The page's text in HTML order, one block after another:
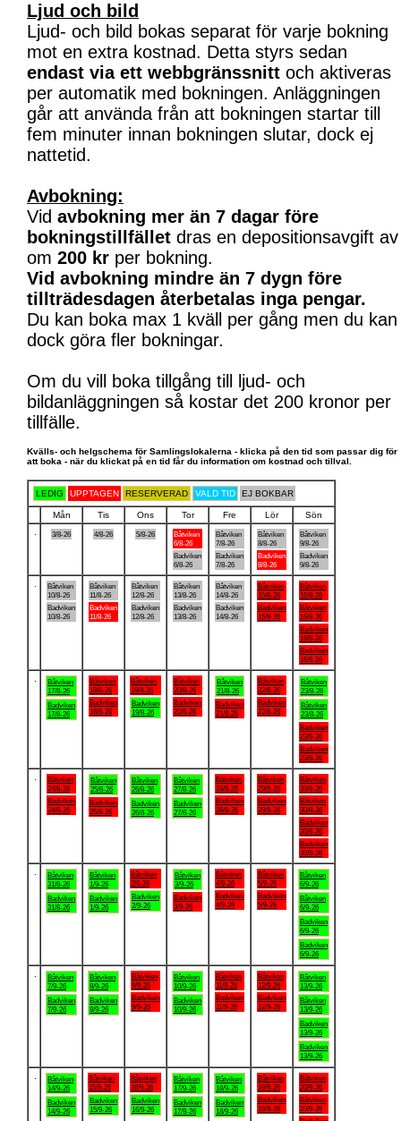
Ljud och bild
Ljud- och bild bokas separat för varje bokning
mot en extra kostnad. Detta styrs sedan
endast via ett webbgränssnitt och aktiveras
per automatik med bokningen. Anläggningen
går att använda från att bokningen startar till
fem minuter innan bokningen slutar, dock ej
nattetid.
Avbokning:
Vid avbokning mer än 7 dagar före
bokningstillfället dras en depositionsavgift av
om 200 kr per bokning.
Vid avbokning mindre än 7 dygn före
tillträdesdagen återbetalas inga pengar.
Du kan boka max 1 kväll per gång men du kan
dock göra fler bokningar.
Om du vill boka tillgång till ljud- och
bildanläggningen så kostar det 200 kronor per
tillfälle.
Kvälls- och helgschema för Samlingslokalerna - klicka på den tid som passar dig för
att boka - när du klickat på en tid får du information om kostnad och tillval.
LEDIG UPPTAGEN RESERVERAD VALD TID EJ BOKBAR
Mån Tis Ons Tor Fre Lör
Sön
3/8-26 4/8-26 5/8-26
Båtviken
6/8-26
Badviken
6/8-26
Båtviken
7/8-26
Badviken
7/8-26
Båtviken
8/8-26
Badviken
8/8-26
Båtviken
9/8-26
Badviken
9/8-26
Båtviken
10/8-26
Badviken
10/8-26
Båtviken
11/8-26
Badviken
11/8-26
Båtviken
12/8-26
Badviken
12/8-26
Båtviken
13/8-26
Badviken
13/8-26
Båtviken
14/8-26
Badviken
14/8-26
Båtviken
15/8-26
Badviken
15/8-26
Båtviken
16/8-26
Båtviken
16/8-26
Badviken
16/8-26
Badviken
16/8-26
Båtviken
17/8-26
Badviken
17/8-26
Båtviken
18/8-26
Badviken
18/8-26
Båtviken
19/8-26
Badviken
19/8-26
Båtviken
20/8-26
Badviken
20/8-26
Båtviken
21/8-26
Badviken
21/8-26
Båtviken
22/8-26
Badviken
22/8-26
Båtviken
23/8-26
Båtviken
23/8-26
Badviken
23/8-26
Badviken
23/8-26
Båtviken
24/8-26
Badviken
24/8-26
Båtviken
25/8-26
Badviken
25/8-26
Båtviken
26/8-26
Badviken
26/8-26
Båtviken
27/8-26
Badviken
27/8-26
Båtviken
28/8-26
Badviken
28/8-26
Båtviken
29/8-26
Badviken
29/8-26
Båtviken
30/8-26
Båtviken
30/8-26
Badviken
30/8-26
Badviken
30/8-26
Båtviken
31/8-26
Badviken
31/8-26
Båtviken
1/9-26
Badviken
1/9-26
Båtviken
2/9-26
Badviken
2/9-26
Båtviken
3/9-26
Badviken
3/9-26
Båtviken
4/9-26
Badviken
4/9-26
Båtviken
5/9-26
Badviken
5/9-26
Båtviken
6/9-26
Båtviken
6/9-26
Badviken
6/9-26
Badviken
6/9-26
Båtviken
7/9-26
Badviken
7/9-26
Båtviken
8/9-26
Badviken
8/9-26
Båtviken
9/9-26
Badviken
9/9-26
Båtviken
10/9-26
Badviken
10/9-26
Båtviken
11/9-26
Badviken
11/9-26
Båtviken
12/9-26
Badviken
12/9-26
Båtviken
13/9-26
Båtviken
13/9-26
Badviken
13/9-26
Badviken
13/9-26
Båtviken
14/9-26
Badviken
14/9-26
Båtviken
15/9-26
Badviken
15/9-26
Båtviken
16/9-26
Badviken
16/9-26
Båtviken
17/9-26
Badviken
17/9-26
Båtviken
18/9-26
Badviken
18/9-26
Båtviken
19/9-26
Badviken
19/9-26
Båtviken
20/9-26
Båtviken
20/9-26